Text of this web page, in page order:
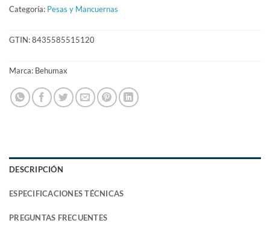
Categoría: Pesas y Mancuernas
GTIN:8435585515120
Marca: Behumax
DESCRIPCIÓN
ESPECIFICACIONES TÉCNICAS
PREGUNTAS FRECUENTES